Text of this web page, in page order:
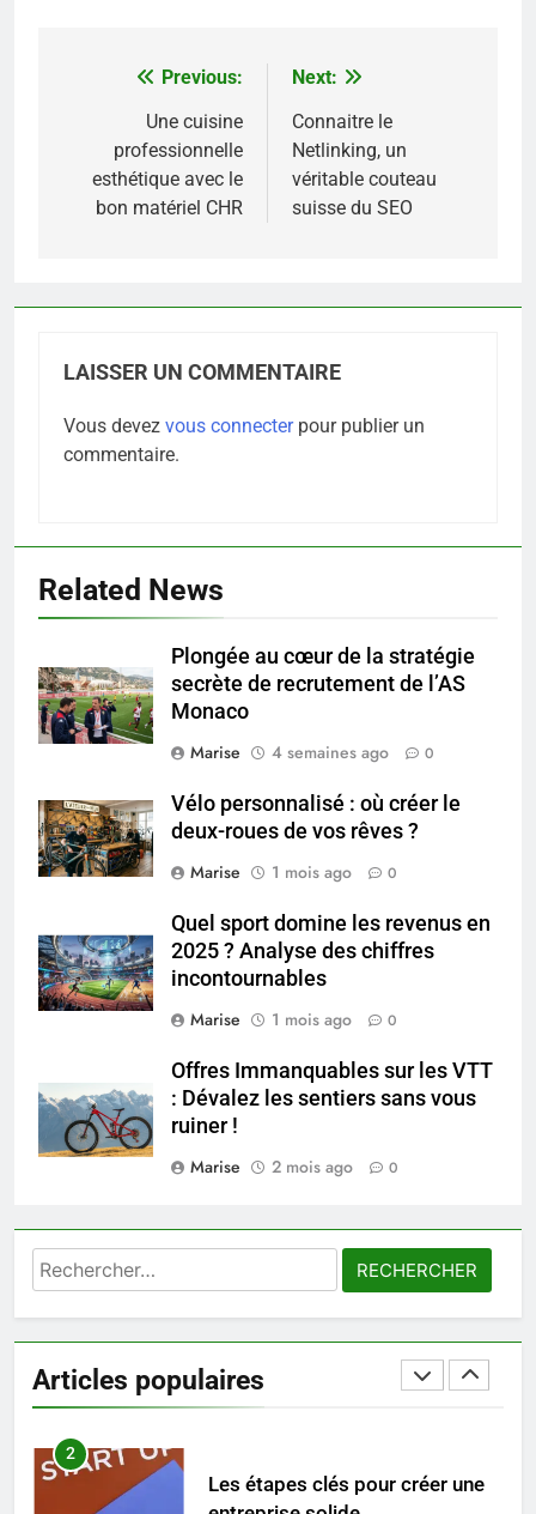
Navigation
l’article
Previous:
Une cuisine
professionnelle
esthétique avec le
bon matériel CHR
Next:
Connaitre le
Netlinking, un
véritable couteau
suisse du SEO
LAISSER UN COMMENTAIRE
Vous devez vous connecterpour publier un
commentaire.
Related News
Plongée au cœur de la stratégie
secrète de recrutement de l’AS
Monaco
Marise
4 semaines ago 0
Vélo personnalisé : où créer le
deux-roues de vos rêves ?
Marise
1 mois ago 0
Quel sport domine les revenus en
2025 ? Analyse des chiffres
incontournables
Marise
1 mois ago 0
Offres Immanquables sur les VTT
: Dévalez les sentiers sans vous
ruiner !
Marise
2 mois ago 0
Rechercher :
Articles populaires
5
Infection chronique de l’oreille :
tout ce qu’il faut savoir sur les
saignements
SANTÉ
6
peau éclatante grâce à The
Ordinary
SANTÉ
7
Prévenir les chutes chez les
exercices
BIEN ÊTRE
8
Voyance à La Rochelle : où
sérieux à un tarif juste ?
BIEN ÊTRE
1
reviennent chaque année
MODE
2
Les étapes clés pour créer une